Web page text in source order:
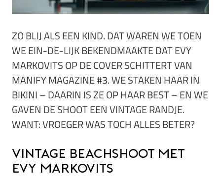
ZO BLIJ ALS EEN KIND. DAT WAREN WE TOEN
WE EIN-DE-LIJK BEKENDMAAKTE DAT EVY
MARKOVITS OP DE COVER SCHITTERT VAN
MANIFY MAGAZINE #3. WE STAKEN HAAR IN
BIKINI – DAARIN IS ZE OP HAAR BEST – EN WE
GAVEN DE SHOOT EEN VINTAGE RANDJE.
WANT: VROEGER WAS TOCH ALLES BETER?
Vintage beachshoot met
Evy Markovits